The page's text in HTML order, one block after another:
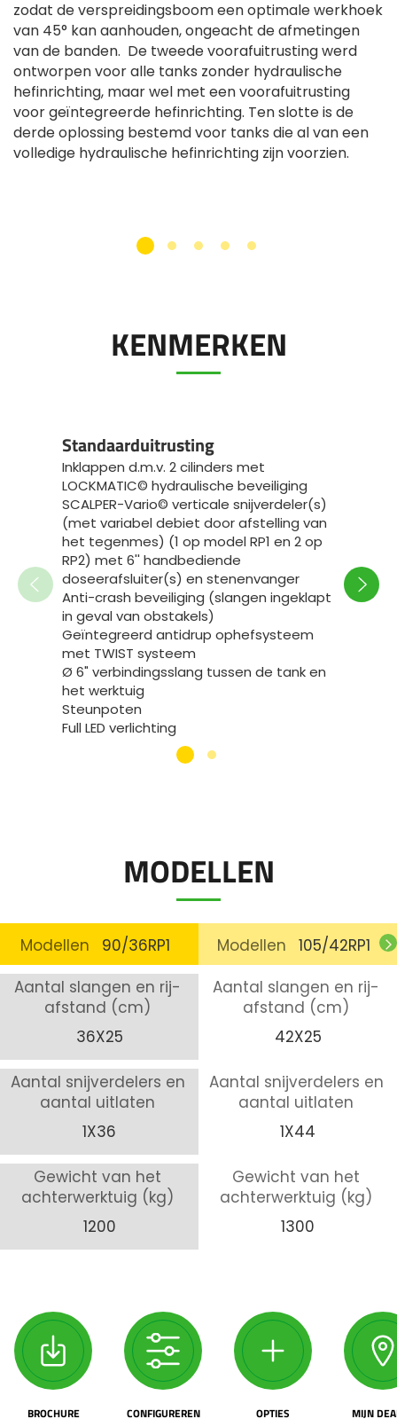
zodat de verspreidingsboom een optimale werkhoek
van 45° kan aanhouden, ongeacht de afmetingen
van de banden. De tweede voorafuitrusting werd
ontworpen voor alle tanks zonder hydraulische
hefinrichting, maar wel met een voorafuitrusting
voor geïntegreerde hefinrichting. Ten slotte is de
derde oplossing bestemd voor tanks die al van een
volledige hydraulische hefinrichting zijn voorzien.
KENMERKEN
Standaarduitrusting
Inklappen d.m.v. 2 cilinders met
LOCKMATIC© hydraulische beveiliging
SCALPER-Vario© verticale snijverdeler(s)
(met variabel debiet door afstelling van
het tegenmes) (1 op model RP1 en 2 op
RP2) met 6'' handbediende
doseerafsluiter(s) en stenenvanger
Anti-crash beveiliging (slangen ingeklapt
in geval van obstakels)
Geïntegreerd antidrup ophefsysteem
met TWIST systeem
Ø 6" verbindingsslang tussen de tank en
het werktuig
Steunpoten
Full LED verlichting
Volledig gegalvaniseerde boom
- 1
MODELLEN
Modellen 90/36RP1 Modellen
105/42RP1
Aantal slangen en rij-
afstand (cm)
36X25
Aantal slangen en rij-
afstand (cm)
42X25
Aantal snijverdelers en
aantal uitlaten
1X36
Aantal snijverdelers en
aantal uitlaten
1X44
Gewicht van het
achterwerktuig (kg)
1200
Gewicht van het
achterwerktuig (kg)
1300
BROCHURE CONFIGUREREN OPTIES
MIJN